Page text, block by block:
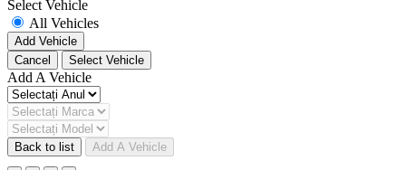
Select Vehicle
All Vehicles
Add Vehicle
Cancel
Select Vehicle
Add A Vehicle
Back to list Add A Vehicle